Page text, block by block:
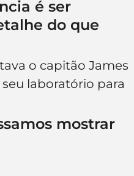
é ser
do que
o capitão James
laboratório para
mostrar